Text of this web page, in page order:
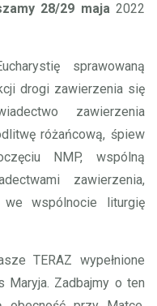
28/29 maja2022
sprawowaną
drogi zawierzenia się
zawierzenia
różańcową, śpiew
NMP, wspólną
zawierzenia,
wspólnocie liturgię
TERAZ wypełnione
Maryja. Zadbajmy o ten